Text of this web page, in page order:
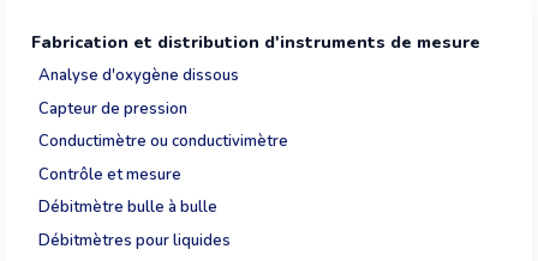
Fabrication et distribution d'instruments de mesure
Analyse d'oxygène dissous
Capteur de pression
Conductimètre ou conductivimètre
Contrôle et mesure
Débitmètre bulle à bulle
Débitmètres pour liquides